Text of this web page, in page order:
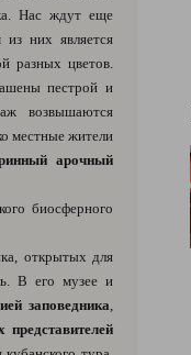
Нас ждут еще
них является
разных цветов.
пестрой и
возвышаются
местные жители
арочный
биосферного
открытых для
В его музее и
заповедника,
представителей